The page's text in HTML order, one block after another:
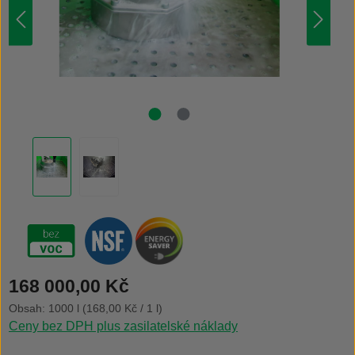
Běžná cena:
168 000,00 Kč
Obsah: 1000 l (168,00 Kč / 1 l)
Ceny bez DPH plus zasilatelské náklady